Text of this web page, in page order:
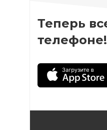
Теперь
телефоне!